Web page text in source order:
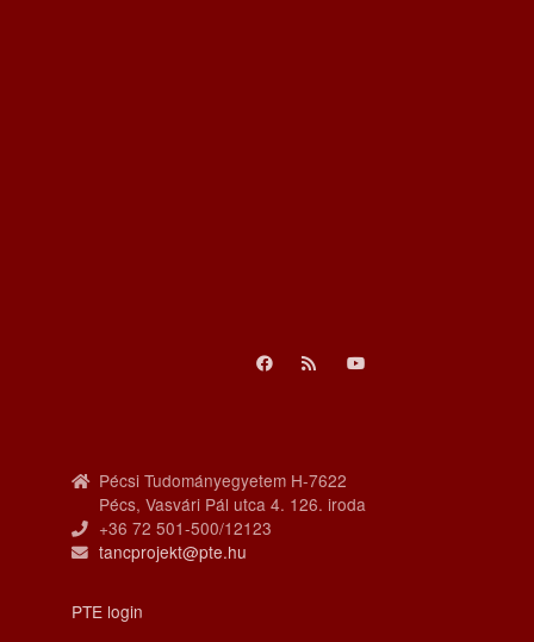
Pécsi Tudományegyetem H-7622
Pécs, Vasvári Pál utca 4. 126. iroda
+36 72 501-500/12123
tancprojekt@pte.hu
PTE login